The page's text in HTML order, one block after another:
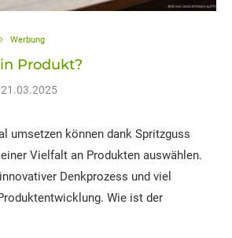
Werbung
Produkt?
21.03.2025
umsetzen können dank Spritzguss
Vielfalt an Produkten auswählen.
Denkprozess und viel
Wie ist der